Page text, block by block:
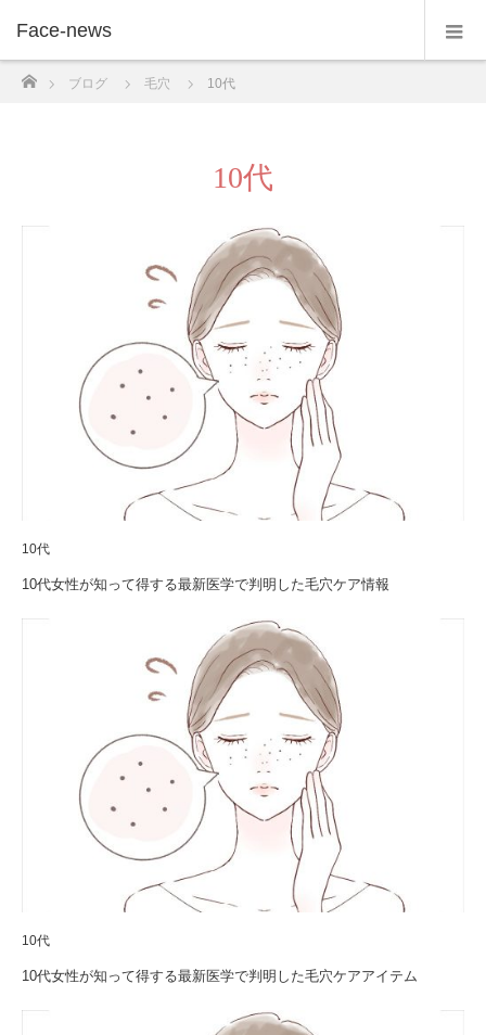
Face-news
ブログ 毛穴 10代
10代
10代
10代女性が知って得する最新医学で判明した毛穴ケア情報
10代
10代女性が知って得する最新医学で判明した毛穴ケアアイテム